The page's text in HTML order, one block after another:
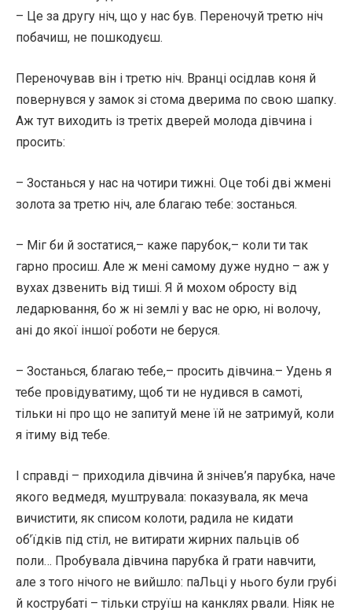
– Це за другу ніч, що у нас був. Переночуй третю ніч
побачиш, не пошкодуєш.
Переночував він і третю ніч. Вранці осідлав коня й
повернувся у замок зі стома дверима по свою шапку.
Аж тут виходить із третіх дверей молода дівчина і
просить:
– Зостанься у нас на чотири тижні. Оце тобі дві жмені
золота за третю ніч, але благаю тебе: зостанься.
– Міг би й зостатися,– каже парубок,– коли ти так
гарно просиш. Але ж мені самому дуже нудно – аж у
вухах дзвенить від тиші. Я й мохом обросту від
ледарювання, бо ж ні землі у вас не орю, ні волочу,
ані до якої іншої роботи не беруся.
– Зостанься, благаю тебе,– просить дівчина.– Удень я
тебе провідуватиму, щоб ти не нудився в самоті,
тільки ні про що не запитуй мене їй не затримуй, коли
я ітиму від тебе.
І справді – приходила дівчина й знічев’я парубка, наче
якого ведмедя, муштрувала: показувала, як меча
вичистити, як списом колоти, радила не кидати
об’їдків під стіл, не витирати жирних пальців об
поли… Пробувала дівчина парубка й грати навчити,
але з того нічого не вийшло: паЛьці у нього були грубі
й кострубаті – тільки струїш на канклях рвали. Ніяк не